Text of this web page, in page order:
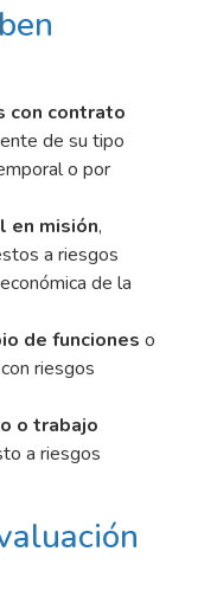
con contrato
de su tipo
o por
en misión,
a riesgos
de la
de funciones o
riesgos
o trabajo
a riesgos